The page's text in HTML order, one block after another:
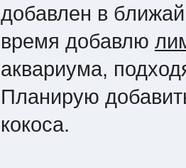
добавлен в
время добавлю
аквариума,
Планирую
кокоса.